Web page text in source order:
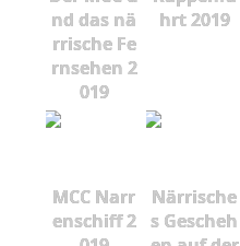
nd das nä
rrische Fe
rnsehen 2
019
hrt 2019
MCC Narr
enschiff 2
Närrische
s Gescheh